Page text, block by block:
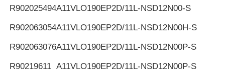
R902025494A11VLO190EP2D/11L-NSD12N00-S
R902063054A11VLO190EP2D/11L-NSD12N00H-S
R902063076A11VLO190EP2D/11L-NSD12N00P-S
R90219611 A11VLO190EP2D/11L-NSD12N00P-S